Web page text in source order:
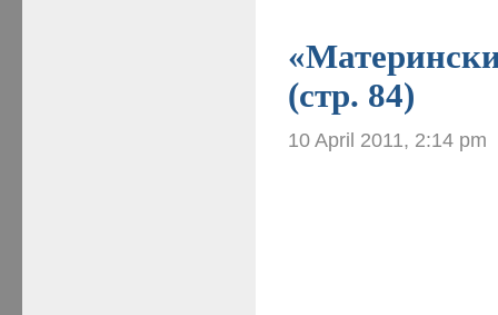
(стр. 84)
10 April 2011, 2:14 pm